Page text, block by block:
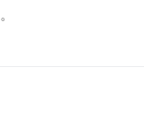
。